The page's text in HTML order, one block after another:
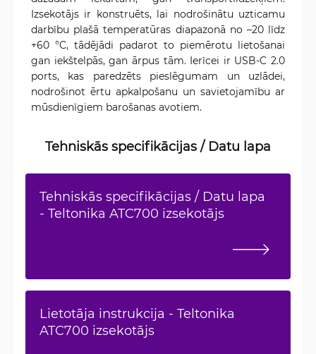
Izsekotājs ir konstruēts, lai nodrošinātu uzticamu
darbību plašā temperatūras diapazonā no –20 līdz
+60 °C, tādējādi padarot to piemērotu lietošanai
gan iekštelpās, gan ārpus tām. Ierīcei ir USB-C 2.0
ports, kas paredzēts pieslēgumam un uzlādei,
nodrošinot ērtu apkalpošanu un savietojamību ar
mūsdienīgiem barošanas avotiem.
Tehniskās specifikācijas / Datu lapa
Tehniskās specifikācijas / Datu lapa
- Teltonika ATC700 izsekotājs
Lietotāja instrukcija - Teltonika
ATC700 izsekotājs